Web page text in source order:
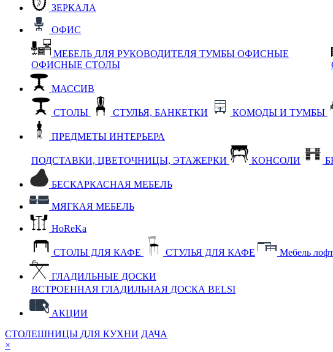
ЗЕРКАЛА
ОФИС
МЕБЕЛЬ ДЛЯ РУКОВОДИТЕЛЯ ТУМБЫ ОФИСНЫЕ
ОФИСНЫЕ СТОЛЫ
МАССИВ
СТОЛЫ СТУЛЬЯ, БАНКЕТКИ КОМОДЫ И ТУМБЫ
ПРЕДМЕТЫ ИНТЕРЬЕРА
ПОДСТАВКИ, ЦВЕТОЧНИЦЫ, ЭТАЖЕРКИ КОНСОЛИ
БЕСКАРКАСНАЯ МЕБЕЛЬ
МЯГКАЯ МЕБЕЛЬ
HoReKa
СТОЛЫ ДЛЯ КАФЕ СТУЛЬЯ ДЛЯ КАФЕ Мебель лофт
ГЛАДИЛЬНЫЕ ДОСКИ
ВСТРОЕННАЯ ГЛАДИЛЬНАЯ ДОСКА BELSI
АКЦИИ
СТОЛЕШНИЦЫ ДЛЯ КУХНИ ДАЧА
×